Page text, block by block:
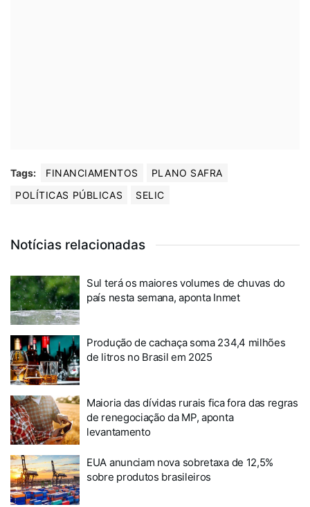
Tags: FINANCIAMENTOS
PLANO SAFRA
POLÍTICAS PÚBLICAS
SELIC
Notícias relacionadas
Sul terá os maiores volumes de chuvas do
país nesta semana, aponta Inmet
Produção de cachaça soma 234,4 milhões
de litros no Brasil em 2025
Maioria das dívidas rurais fica fora das regras
de renegociação da MP, aponta
levantamento
EUA anunciam nova sobretaxa de 12,5%
sobre produtos brasileiros